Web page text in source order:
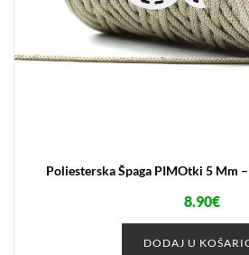
Poliesterska Špaga PIMOtki 5 Mm
8.90€
DODAJ U